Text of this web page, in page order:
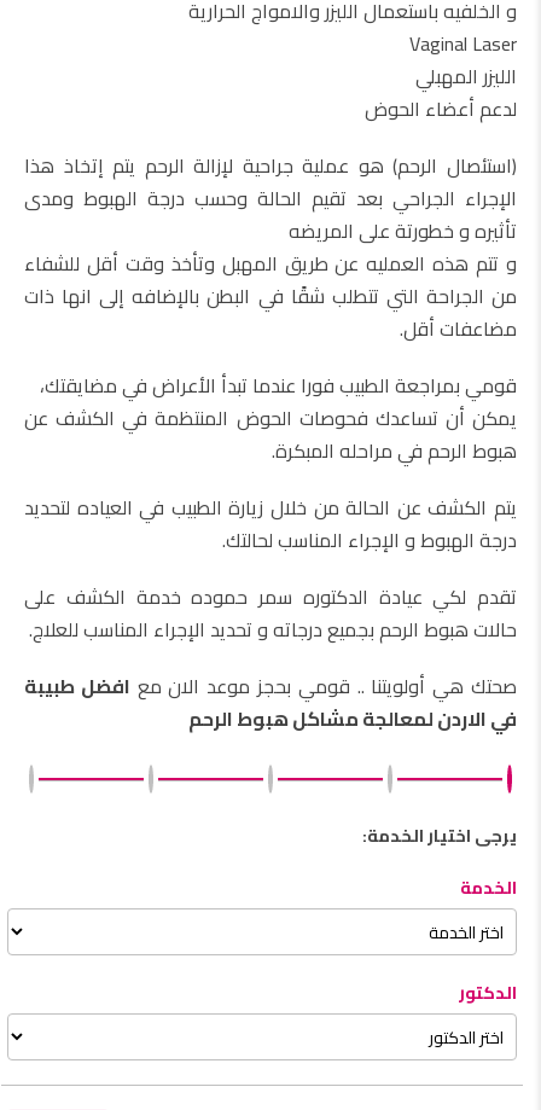
و الخلفيه باستعمال الليزر والامواج الحرارية
Vaginal Laser
الليزر المهبلي
لدعم أعضاء الحوض
(استئصال الرحم) هو عملية جراحية لإزالة الرحم يتم إتخاذ هذا
الإجراء الجراحي بعد تقيم الحالة وحسب درجة الهبوط ومدى
تأثيره و خطورتة على المريضه
و تتم هذه العمليه عن طريق المهبل وتأخذ وقت أقل للشفاء
من الجراحة التي تتطلب شقًا في البطن بالإضافه إلى انها ذات
مضاعفات أقل.
قومي بمراجعة الطبيب فورا عندما تبدأ الأعراض في مضايقتك،
يمكن أن تساعدك فحوصات الحوض المنتظمة في الكشف عن
هبوط الرحم في مراحله المبكرة.
يتم الكشف عن الحالة من خلال زيارة الطبيب في العياده لتحديد
درجة الهبوط و الإجراء المناسب لحالتك.
تقدم لكي عيادة الدكتوره سمر حموده خدمة الكشف على
حالات هبوط الرحم بجميع درجاته و تحديد الإجراء المناسب للعلاج.
صحتك هي أولويتنا .. قومي بحجز موعد الان مع افضل طبيبة
في الاردن لمعالجة مشاكل هبوط الرحم
يرجى اختيار الخدمة:
الخدمة
الدكتور